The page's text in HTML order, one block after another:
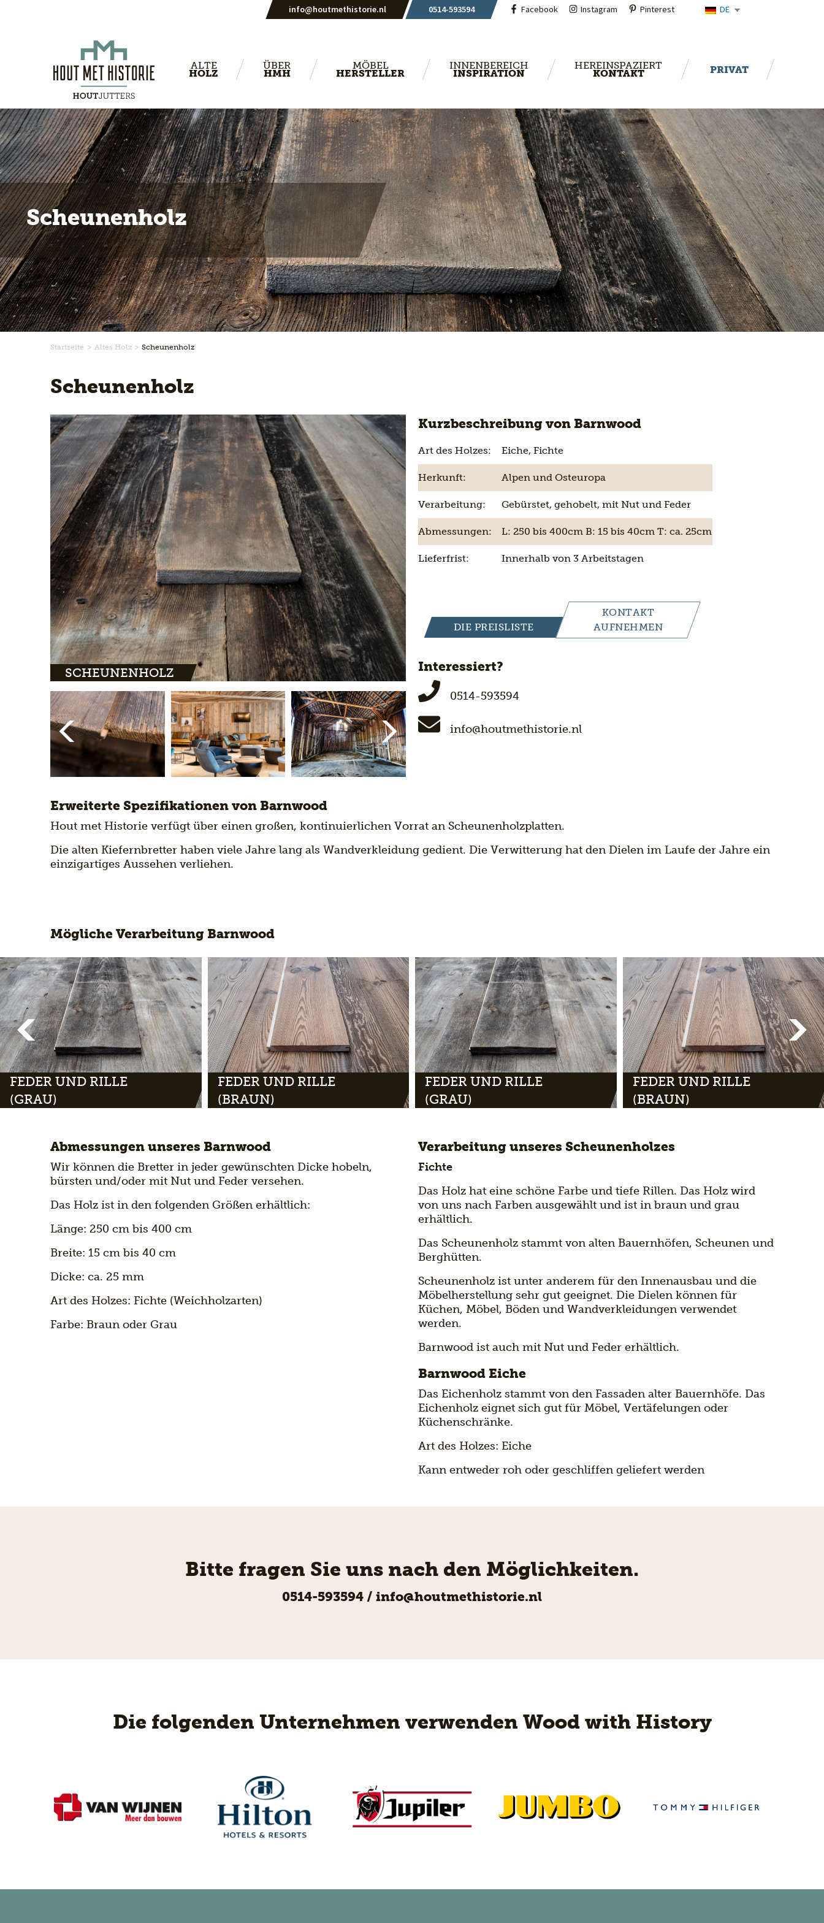
info@houtmethistorie.nl 0514-593594 Facebook Instagram Pinterest DE
ALTE
HOLZ
ÜBER
HMH
MÖBEL
HERSTELLER
INNENBEREICH
INSPIRATION
HEREINSPAZIERT
KONTAKT PRIVAT
Scheunenholz
Startseite Altes Holz Scheunenholz
Scheunenholz
SCHEUNENHOLZ
Kurzbeschreibung von Barnwood
Art des Holzes: Eiche, Fichte
Herkunft: Alpen und Osteuropa
Verarbeitung: Gebürstet, gehobelt, mit Nut und Feder
Abmessungen: L: 250 bis 400cm B: 15 bis 40cm T: ca. 25cm
Lieferfrist: Innerhalb von 3 Arbeitstagen
DIE PREISLISTE
KONTAKT
AUFNEHMEN
Interessiert?
0514-593594
info@houtmethistorie.nl
Erweiterte Spezifikationen von Barnwood
Hout met Historie verfügt über einen großen, kontinuierlichen Vorrat an Scheunenholzplatten.
Die alten Kiefernbretter haben viele Jahre lang als Wandverkleidung gedient. Die Verwitterung hat den Dielen im Laufe der Jahre ein
einzigartiges Aussehen verliehen.
Mögliche Verarbeitung Barnwood
FEDER UND RILLE
(GRAU)
FEDER UND RILLE
(BRAUN)
FEDER UND RILLE
(GRAU)
FEDER UND RILLE
(BRAUN)
Abmessungen unseres Barnwood
Wir können die Bretter in jeder gewünschten Dicke hobeln,
bürsten und/oder mit Nut und Feder versehen.
Das Holz ist in den folgenden Größen erhältlich:
Länge: 250 cm bis 400 cm
Breite: 15 cm bis 40 cm
Dicke: ca. 25 mm
Art des Holzes: Fichte (Weichholzarten)
Farbe: Braun oder Grau
Verarbeitung unseres Scheunenholzes
Fichte
Das Holz hat eine schöne Farbe und tiefe Rillen. Das Holz wird
von uns nach Farben ausgewählt und ist in braun und grau
erhältlich.
Das Scheunenholz stammt von alten Bauernhöfen, Scheunen und
Berghütten.
Scheunenholz ist unter anderem für den Innenausbau und die
Möbelherstellung sehr gut geeignet. Die Dielen können für
Küchen, Möbel, Böden und Wandverkleidungen verwendet
werden.
Barnwood ist auch mit Nut und Feder erhältlich.
Barnwood Eiche
Das Eichenholz stammt von den Fassaden alter Bauernhöfe. Das
Eichenholz eignet sich gut für Möbel, Vertäfelungen oder
Küchenschränke.
Art des Holzes: Eiche
Kann entweder roh oder geschliffen geliefert werden
Bitte fragen Sie uns nach den Möglichkeiten.
0514-593594 / info@houtmethistorie.nl
Die folgenden Unternehmen verwenden Wood with History